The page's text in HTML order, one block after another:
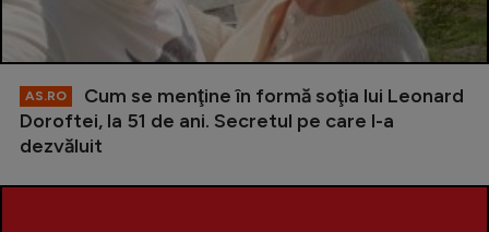
AS.RO
Cum se menţine în formă soţia lui Leonard
Doroftei, la 51 de ani. Secretul pe care l-a
dezvăluit